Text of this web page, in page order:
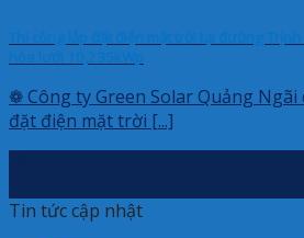
Thi công lắp đặt điện mặt trời tại đường
hòa lưới 10,235kWp
❁ Công ty Green Solar Quảng
đặt điện mặt trời [...]
Tin tức cập nhật